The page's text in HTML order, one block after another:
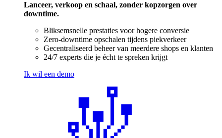
Lanceer, verkoop en schaal, zonder kopzorgen over
downtime.
Bliksemsnelle prestaties voor hogere conversie
Zero-downtime opschalen tijdens piekverkeer
Gecentraliseerd beheer van meerdere shops en klanten
24/7 experts die je écht te spreken krijgt
Ik wil een demo